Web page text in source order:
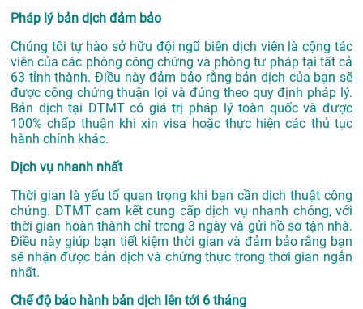
Pháp lý bản dịch đảm bảo
Chúng tôi tự hào sở hữu đội ngũ biên dịch viên là cộng tác
viên của các phòng công chứng và phòng tư pháp tại tất cả
63 tỉnh thành. Điều này đảm bảo rằng bản dịch của bạn sẽ
được công chứng thuận lợi và đúng theo quy định pháp lý.
Bản dịch tại DTMT có giá trị pháp lý toàn quốc và được
100% chấp thuận khi xin visa hoặc thực hiện các thủ tục
hành chính khác.
Dịch vụ nhanh nhất
Thời gian là yếu tố quan trọng khi bạn cần dịch thuật công
chứng. DTMT cam kết cung cấp dịch vụ nhanh chóng, với
thời gian hoàn thành chỉ trong 3 ngày và gửi hồ sơ tận nhà.
Điều này giúp bạn tiết kiệm thời gian và đảm bảo rằng bạn
sẽ nhận được bản dịch và chứng thực trong thời gian ngắn
nhất.
Chế độ bảo hành bản dịch lên tới 6 tháng